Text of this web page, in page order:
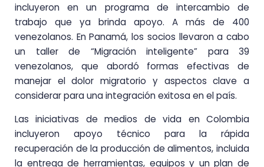
incluyeron en un programa de intercambio de
trabajo que ya brinda apoyo. A más de 400
venezolanos. En Panamá, los socios llevaron a cabo
un taller de “Migración inteligente” para 39
venezolanos, que abordó formas efectivas de
manejar el dolor migratorio y aspectos clave a
considerar para una integración exitosa en el país.
Las iniciativas de medios de vida en Colombia
incluyeron apoyo técnico para la rápida
recuperación de la producción de alimentos, incluida
la entrega de herramientas, equipos y un plan de